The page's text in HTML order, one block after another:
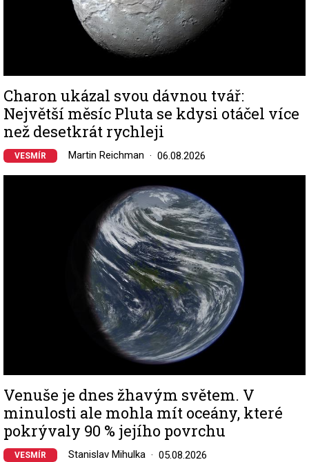
Charon ukázal svou dávnou tvář:
Největší měsíc Pluta se kdysi otáčel více
než desetkrát rychleji
VESMÍR Martin Reichman 06.08.2026
Venuše je dnes žhavým světem. V
minulosti ale mohla mít oceány, které
pokrývaly 90 % jejího povrchu
VESMÍR Stanislav Mihulka 05.08.2026